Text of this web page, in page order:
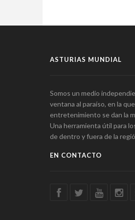
ASTURIAS MUNDIAL
Somos un medio
ventana al paraíso, en la
entretenimiento se dan la
Una herramienta útil para
de dentro y fuera de la
EN CONTACTO